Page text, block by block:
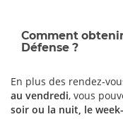
Comment
Défense ?
En plus des rendez-
au vendredi, vous
soir ou la nuit, le